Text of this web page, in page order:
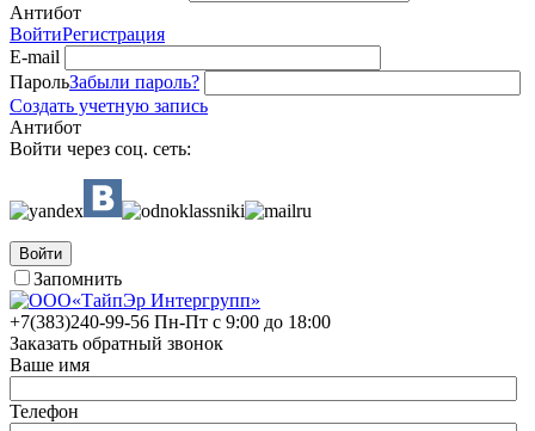
Антибот
ВойтиРегистрация
E-mail
ПарольЗабыли пароль?
Создать учетную запись
Антибот
Войти через соц. сеть:
Войти
Запомнить
+7(383)240-99-56 Пн-Пт с 9:00 до 18:00
Заказать обратный звонок
Ваше имя
Телефон